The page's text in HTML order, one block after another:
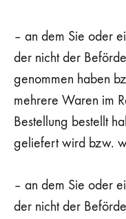
– an dem Sie oder
der nicht der
genommen haben
mehrere Waren im
Bestellung bestellt
geliefert wird bzw.
– an dem Sie oder
der nicht der